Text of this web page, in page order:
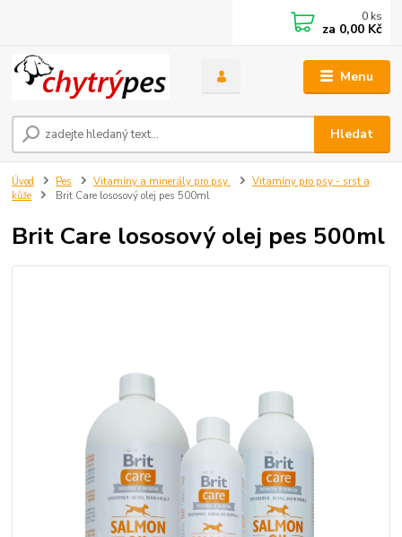
Menu
Hledat
0 ks
za 0,00 Kč
Úvod Pes Vitamíny a minerály pro psy
Vitamíny pro psy - srst a
kůže
Brit Care lososový olej pes 500ml
Brit Care lososový olej pes 500ml